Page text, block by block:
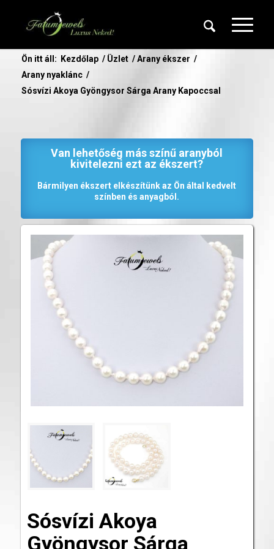
Ön itt áll: Kezdőlap / Üzlet / Arany ékszer /
Arany nyaklánc /
Sósvízi Akoya Gyöngysor Sárga Arany Kapoccsal
Van lehetőség más színű aranyból
kivitelezni ezt az ékszert?
Bármilyen ékszert elkészítünk az Ön által kedvelt
színben és anyagból.
Sósvízi Akoya
Gyöngysor Sárga